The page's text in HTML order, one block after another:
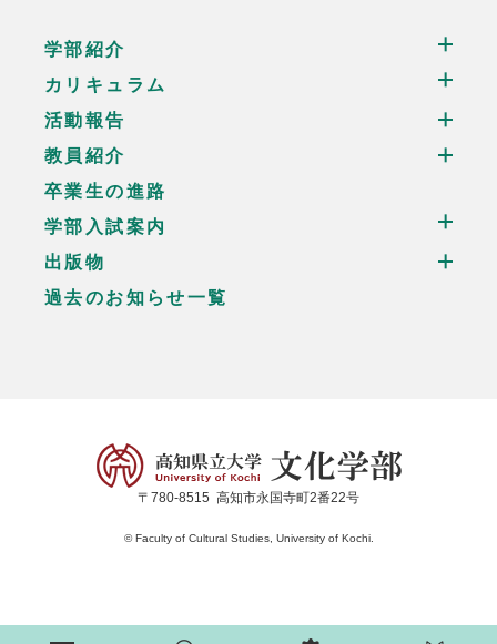
学部紹介
カリキュラム
活動報告
教員紹介
卒業生の進路
学部入試案内
出版物
過去のお知らせ一覧
〒780-8515 高知市永国寺町2番22号
© Faculty of Cultural Studies, University of Kochi.